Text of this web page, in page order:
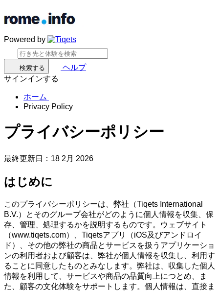
Powered by
検索する
ヘルプ
サインインする
ホーム
Privacy Policy
プライバシーポリシー
最終更新日：18 2月 2026
はじめに
このプライバシーポリシーは、弊社（Tiqets International
B.V.）とそのグループ会社がどのように個人情報を収集、保
存、管理、処理するかを説明するものです。ウェブサイト
（www.tiqets.com）、Tiqetsアプリ（iOS及びアンドロイ
ド）、その他の弊社の商品とサービスを扱うアプリケーショ
ンの利用者および顧客は、弊社が個人情報を収集し、利用す
ることに同意したものとみなします。弊社は、収集した個人
情報を利用して、サービスや商品の品質向上につとめ、ま
た、顧客の文化体験をサポートします。個人情報は、直接ま